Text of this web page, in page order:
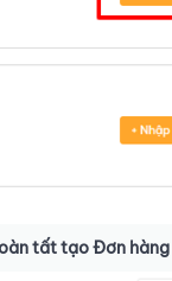
tất tạo Đơn hàng